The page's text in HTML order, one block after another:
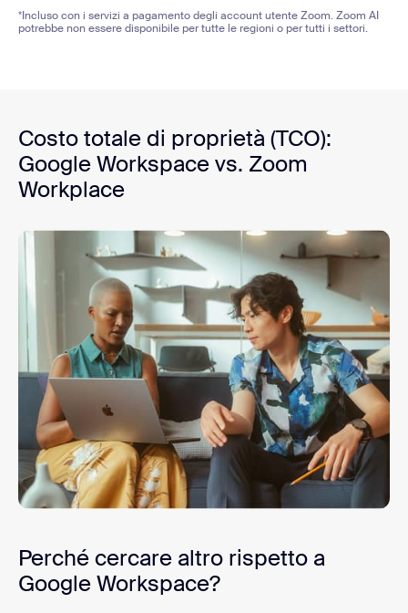
*Incluso con i servizi a pagamento degli account utente Zoom. Zoom AI
potrebbe non essere disponibile per tutte le regioni o per tutti i settori.
Costo totale di proprietà (TCO):
Google Workspace vs. Zoom
Workplace
Perché cercare altro rispetto a
Google Workspace?